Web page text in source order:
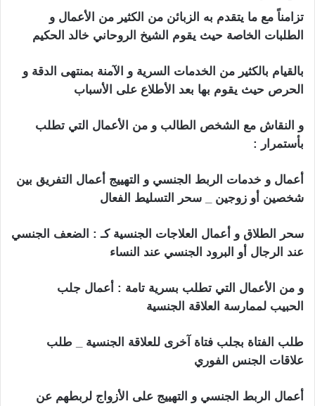
تزامناً مع ما يتقدم به الزبائن من الكثير من الأعمال و
الطلبات الخاصة حيث يقوم الشيخ الروحاني خالد الحكيم
بالقيام بالكثير من الخدمات السرية و الآمنة بمنتهى الدقة و
الحرص حيث يقوم بها بعد الأطلاع على الأسباب
و النقاش مع الشخص الطالب و من الأعمال التي تطلب
بأستمرار :
أعمال و خدمات الربط الجنسي و التهييج أعمال التفريق بين
شخصين أو زوجين _ سحر التسليط الفعال
سحر الطلاق و أعمال العلاجات الجنسية كـ : الضعف الجنسي
عند الرجال أو البرود الجنسي عند النساء
و من الأعمال التي تطلب بسرية تامة : أعمال جلب
الحبيب لممارسة العلاقة الجنسية
طلب الفتاة بجلب فتاة آخرى للعلاقة الجنسية _ طلب
علاقات الجنس الفوري
أعمال الربط الجنسي و التهييج على الأزواج لربطهم عن